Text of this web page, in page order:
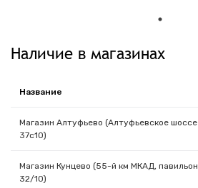
Наличие в магазинах
Название
Магазин Алтуфьево (Алтуфьевское шоссе
37с10)
Магазин Кунцево (55-й км МКАД, павильон
32/10)